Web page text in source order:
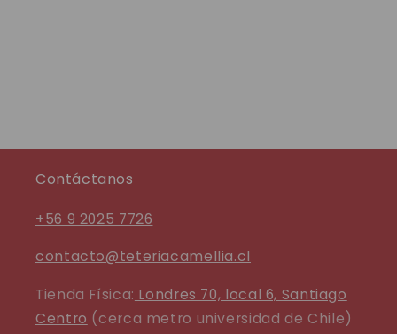
Contáctanos
+56 9 2025 7726
contacto@teteriacamellia.cl
Tienda Física: Londres 70, local 6, Santiago
Centro (cerca metro universidad de Chile)